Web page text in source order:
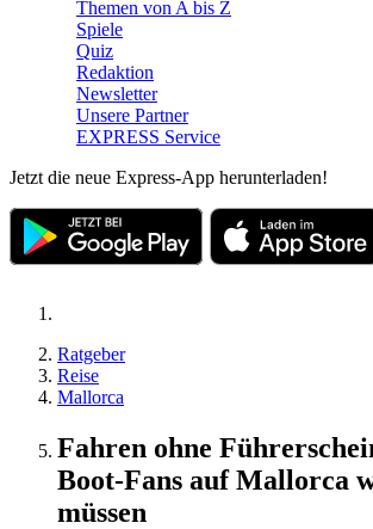
Themen von A bis Z
Spiele
Quiz
Redaktion
Newsletter
Unsere Partner
EXPRESS Service
Jetzt die neue Express-App herunterladen!
Ratgeber
Reise
Mallorca
Fahren ohne
Boot-Fans auf Mallorca
müssen